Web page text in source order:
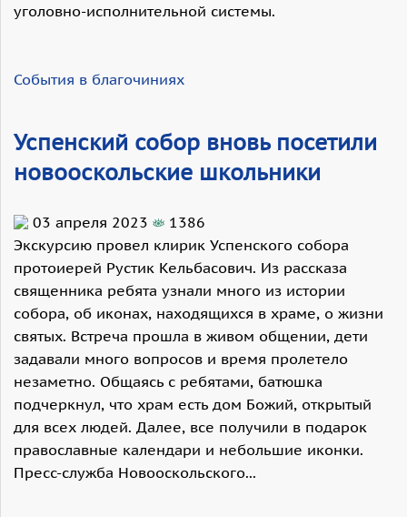
уголовно-исполнительной системы.
События в благочиниях
Успенский собор вновь посетили
новооскольские школьники
03 апреля 2023
1386
Экскурсию провел клирик Успенского собора
протоиерей Рустик Кельбасович. Из рассказа
священника ребята узнали много из истории
собора, об иконах, находящихся в храме, о жизни
святых. Встреча прошла в живом общении, дети
задавали много вопросов и время пролетело
незаметно. Общаясь с ребятами, батюшка
подчеркнул, что храм есть дом Божий, открытый
для всех людей. Далее, все получили в подарок
православные календари и небольшие иконки.
Пресс-служба Новооскольского...